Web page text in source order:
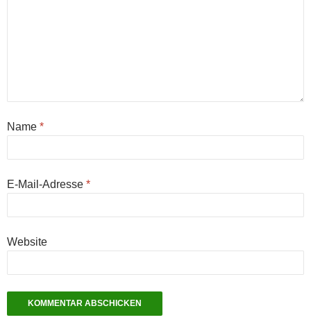
Name *
E-Mail-Adresse *
Website